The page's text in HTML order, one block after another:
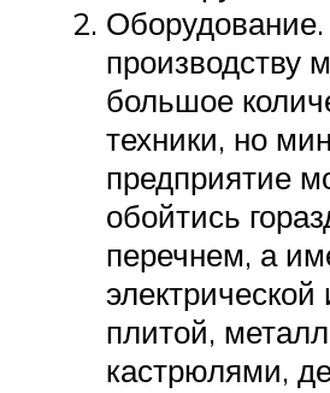
производству
большое
техники, но
предприятие
обойтись
перечнем, а
электрической
плитой,
кастрюлями,